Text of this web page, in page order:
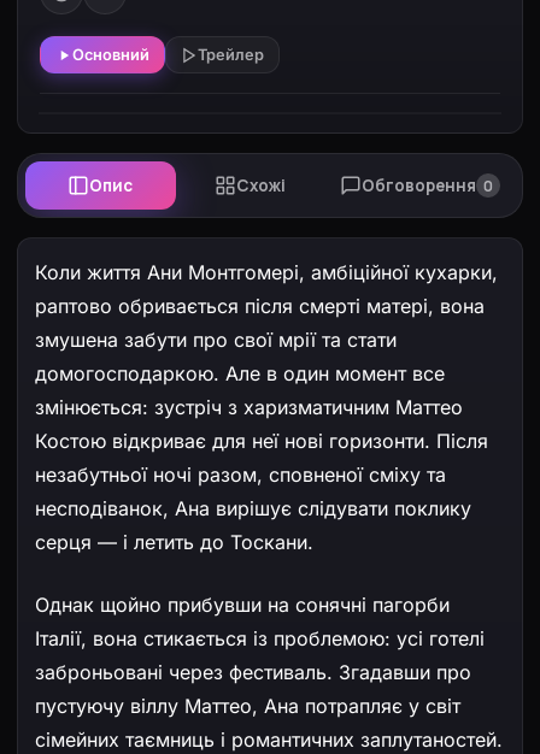
Основний Трейлер
Опис Схожі Обговорення 0
Коли життя Ани Монтгомері, амбіційної кухарки,
раптово обривається після смерті матері, вона
змушена забути про свої мрії та стати
домогосподаркою. Але в один момент все
змінюється: зустріч з харизматичним Маттео
Костою відкриває для неї нові горизонти. Після
незабутньої ночі разом, сповненої сміху та
несподіванок, Ана вирішує слідувати поклику
серця — і летить до Тоскани.
Однак щойно прибувши на сонячні пагорби
Італії, вона стикається із проблемою: усі готелі
заброньовані через фестиваль. Згадавши про
пустуючу віллу Маттео, Ана потрапляє у світ
сімейних таємниць і романтичних заплутаностей.